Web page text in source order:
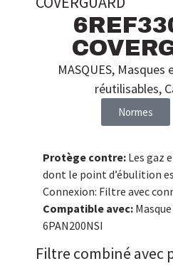
MASQUES, Masques
réutilisables,
Normes
Protège contre: Les gaz
dont le point d’ébulition
Connexion: Filtre avec
Compatible avec:
6PAN200NSI
Filtre combiné avec